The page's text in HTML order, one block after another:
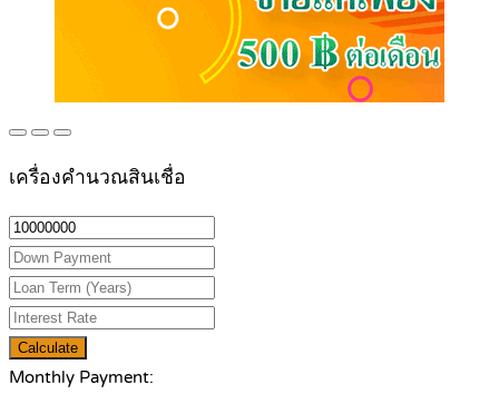
เครื่องคำนวณสินเชื่อ
Calculate
Monthly Payment: